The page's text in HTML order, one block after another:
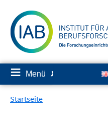
zum
Inhalt
≡ Menü ✘
Startseite